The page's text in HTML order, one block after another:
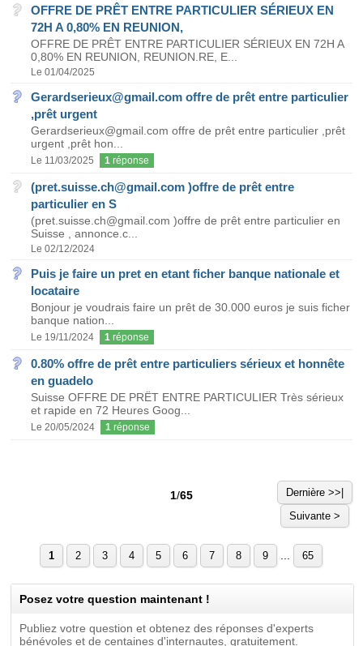
OFFRE DE PRÊT ENTRE PARTICULIER SÉRIEUX EN
72H A 0,80% EN REUNION,
OFFRE DE PRÊT ENTRE PARTICULIER SÉRIEUX EN 72H A
0,80% EN REUNION, REUNION.RE, E...
Le 01/04/2025
Gerardserieux@gmail.com offre de prêt entre particulier
,prêt urgent
Gerardserieux@gmail.com offre de prêt entre particulier ,prêt
urgent ,prêt hon...
Le 11/03/2025 1 réponse
(pret.suisse.ch@gmail.com )offre de prêt entre
particulier en S
(pret.suisse.ch@gmail.com )offre de prêt entre particulier en
Suisse , annonce.c...
Le 02/12/2024
Puis je faire un pret en etant ficher banque nationale et
locataire
Bonjour je voudrais faire un prêt de 30.000 euros je suis ficher
banque nation...
Le 19/11/2024 1 réponse
0.80% offre de prêt entre particuliers sérieux et honnête
en guadelo
Suisse OFFRE DE PRËT ENTRE PARTICULIER Très sérieux
et rapide en 72 Heures Goog...
Le 20/05/2024 1 réponse
1/65
Dernière >>|
Suivante >
1 2 3 4 5 6 7 8 9 65
Posez votre question maintenant !
Publiez votre question et obtenez des réponses d'experts
bénévoles et de centaines d'internautes, gratuitement.